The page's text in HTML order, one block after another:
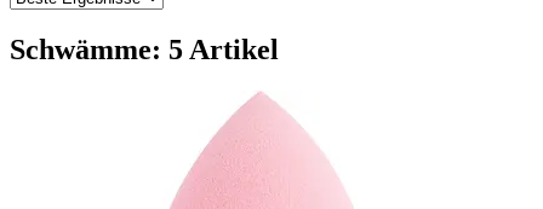
Schwämme: 5 Artikel